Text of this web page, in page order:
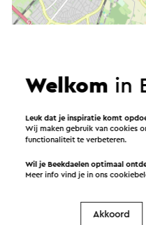
Welkom in
Leuk dat je inspiratie komt
Wij maken gebruik van cookies
functionaliteit te verbeteren.
Wil je Beekdaelen optimaal
Meer info vind je in ons
Akkoord